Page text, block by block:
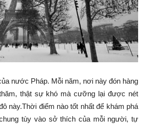
nước Pháp. Mỗi năm, nơi này đón hàng
thật sự khó mà cưỡng lại được nét
này.Thời điểm nào tốt nhất để khám phá
tùy vào sở thích của mỗi người, tự